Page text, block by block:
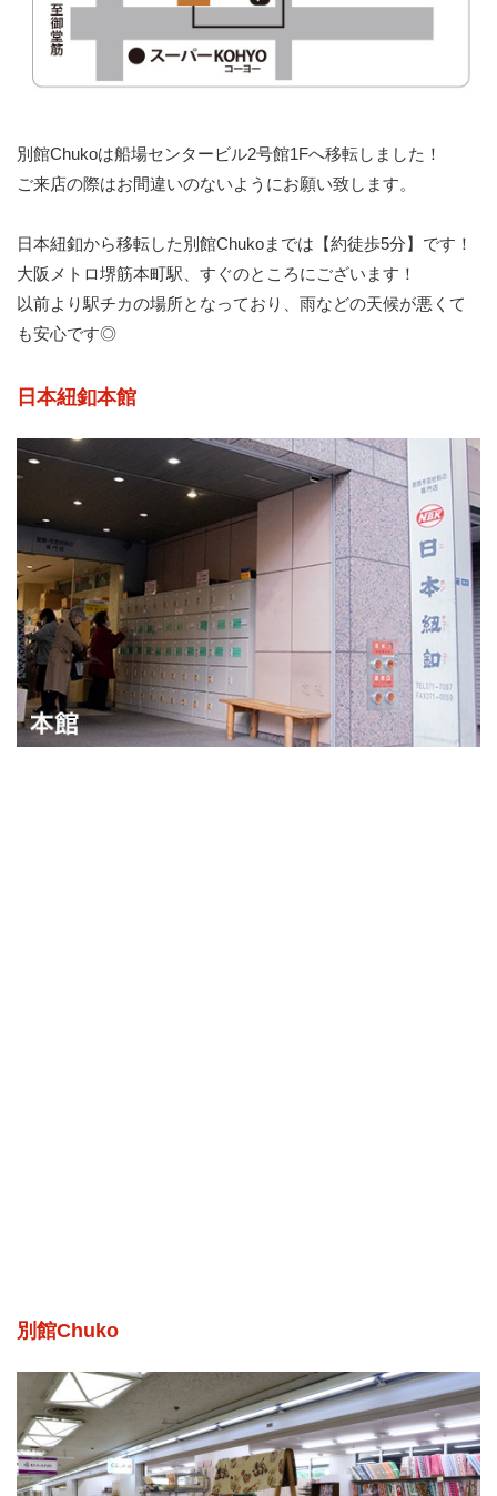
別館Chukoは船場センタービル2号館1Fへ移転しました！
ご来店の際はお間違いのないようにお願い致します。
日本紐釦から移転した別館Chukoまでは【約徒歩5分】です！
大阪メトロ堺筋本町駅、すぐのところにございます！
以前より駅チカの場所となっており、雨などの天候が悪くて
も安心です◎
日本紐釦本館
別館Chuko